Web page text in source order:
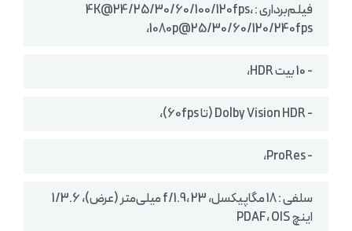
فیلم‌برداری : 4K@24/25/30/60/100/120fps،
1080p@25/30/60/120/240fps،
- 10 بیت HDR،
- Dolby Vision HDR (تا 60fps)،
- ProRes،
سلفی : 18 مگاپیکسل، f/1.9، 23 میلی‌متر (عرض)، 1/3.6
اینچ PDAF، OIS